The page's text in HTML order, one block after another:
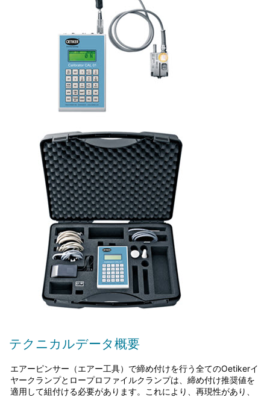
テクニカルデータ概要
エアーピンサー（エアー工具）で締め付けを行う全てのOetikerイ
ヤークランプとロープロファイルクランプは、締め付け推奨値を
適用して組付ける必要があります。これにより、再現性があり、